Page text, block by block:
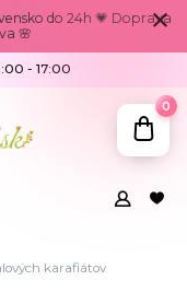
do 24h 💗 Doprava
🌸
- 17:00
0
karafiátov